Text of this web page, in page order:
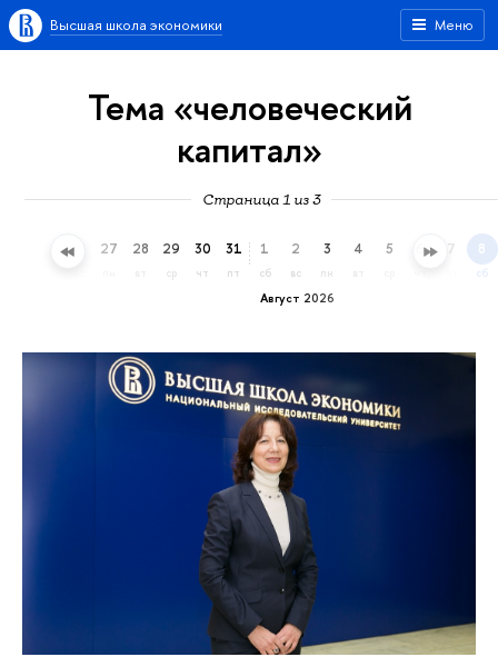
Меню
Высшая школа экономики
Тема «человеческий
капитал»
Страница 1 из 3
26 27 28 29
ср
30
чт
31
пт
Август 2026
1
сб
2
вс
3
пн
4 5 6 7 8
сб